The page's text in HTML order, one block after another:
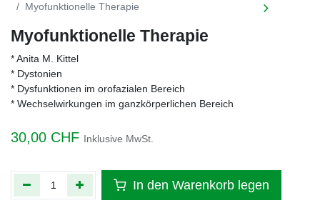
Myofunktionelle Therapie
Myofunktionelle Therapie
* Anita M. Kittel
* Dystonien
* Dysfunktionen im orofazialen Bereich
* Wechselwirkungen im ganzkörperlichen Bereich
30,00 CHF Inklusive MwSt.
In den Warenkorb legen